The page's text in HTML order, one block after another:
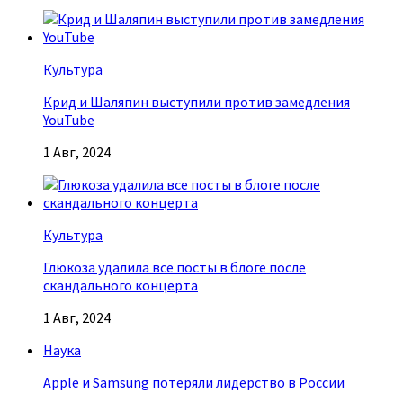
Культура
Крид и Шаляпин выступили против замедления
YouTube
1 Авг, 2024
Культура
Глюкоза удалила все посты в блоге после
скандального концерта
1 Авг, 2024
Наука
Apple и Samsung потеряли лидерство в России